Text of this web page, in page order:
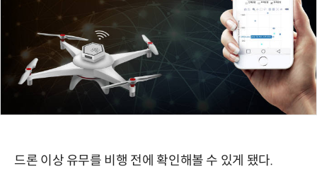
드론 이상 유무를 비행 전에 확인해볼 수 있게 됐다.